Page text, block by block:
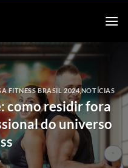
FITNESS BRASIL 2024,NOTÍCIAS
como residir fora
do universo